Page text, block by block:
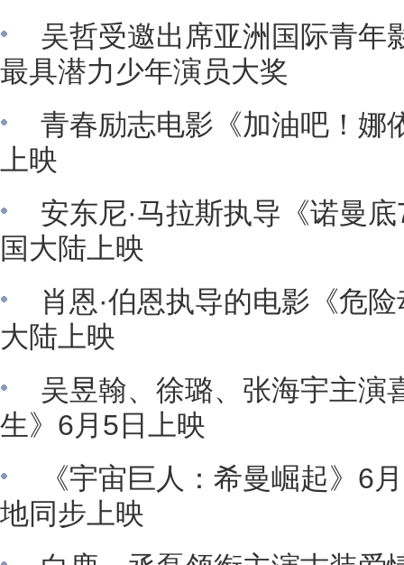
吴哲受邀出席亚洲国际青年
最具潜力少年演员大奖
青春励志电影《加油吧！娜
上映
安东尼·马拉斯执导《诺曼
国大陆上映
肖恩·伯恩执导的电影《危
大陆上映
吴昱翰、徐璐、张海宇主演
生》6月5日上映
《宇宙巨人：希曼崛起》6
地同步上映